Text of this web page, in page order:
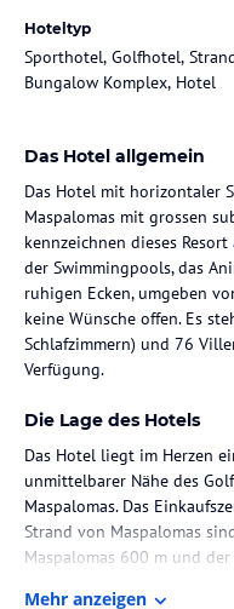
Hoteltyp
Sporthotel, Golfhotel,
Bungalow Komplex, Hotel
Das Hotel allgemein
Das Hotel mit horizontaler
Maspalomas mit grossen
kennzeichnen dieses
der Swimmingpools, das
ruhigen Ecken, umgeben
keine Wünsche offen. Es
Schlafzimmern) und 76
Verfügung.
Die Lage des Hotels
Das Hotel liegt im Herzen
unmittelbarer Nähe des
Maspalomas. Das
Strand von Maspalomas
Maspalomas 600 m und
Mehr anzeigen